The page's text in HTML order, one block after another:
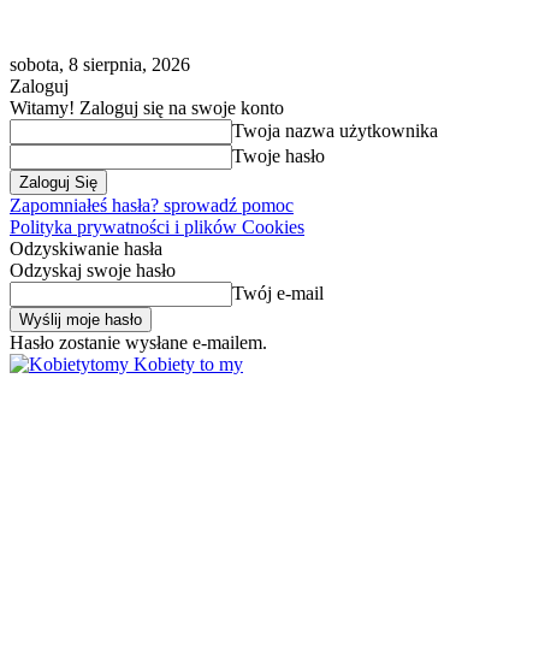
sobota, 8 sierpnia, 2026
Zaloguj
Witamy! Zaloguj się na swoje konto
Twoja nazwa użytkownika
Twoje hasło
Zapomniałeś hasła? sprowadź pomoc
Polityka prywatności i plików Cookies
Odzyskiwanie hasła
Odzyskaj swoje hasło
Twój e-mail
Hasło zostanie wysłane e-mailem.
Kobiety to my